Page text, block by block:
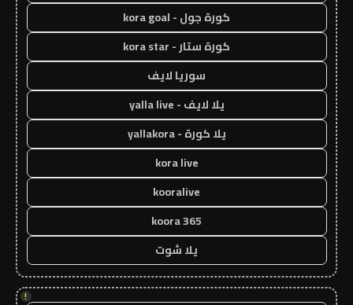
كورة جول - kora goal
كورة ستار - kora star
سوريا لايف
يلا لايف - yalla live
يلا كورة - yallakora
kora live
kooralive
koora 365
يلا شوت
!